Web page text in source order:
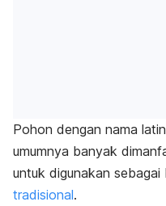
Pohon dengan nama latin
umumnya banyak
untuk digunakan
tradisional.